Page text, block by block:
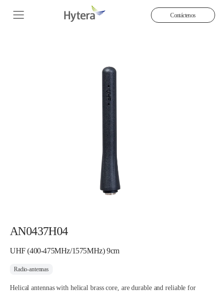
Contáctenos
AN0437H04
UHF (400-475MHz/1575MHz) 9cm
Radio-antennas
Helical antennas with helical brass core, are durable and reliable for